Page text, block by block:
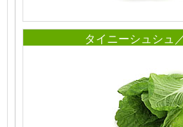
タイニーシュシュ